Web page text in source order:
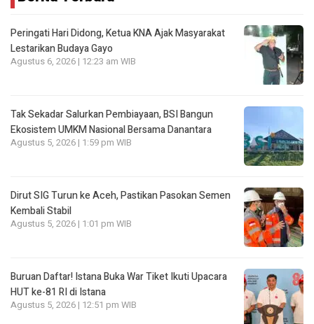
Peringati Hari Didong, Ketua KNA Ajak Masyarakat
Lestarikan Budaya Gayo
Agustus 6, 2026 | 12:23 am WIB
Tak Sekadar Salurkan Pembiayaan, BSI Bangun
Ekosistem UMKM Nasional Bersama Danantara
Agustus 5, 2026 | 1:59 pm WIB
Dirut SIG Turun ke Aceh, Pastikan Pasokan Semen
Kembali Stabil
Agustus 5, 2026 | 1:01 pm WIB
Buruan Daftar! Istana Buka War Tiket Ikuti Upacara
HUT ke-81 RI di Istana
Agustus 5, 2026 | 12:51 pm WIB